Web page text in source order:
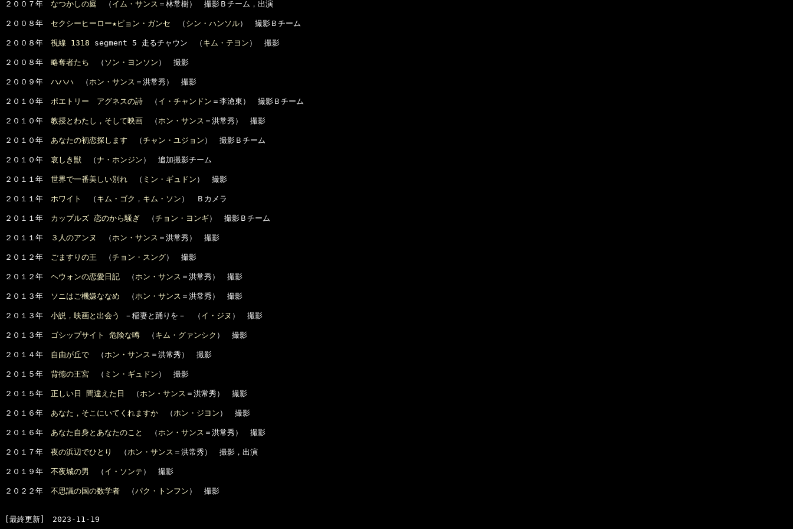
２００７年 なつかしの庭 （ イム・サンス ＝林常樹）　撮影Ｂチーム，出演
２００８年 セクシーヒーロー★ピョン・ガンセ （ シン・ハンソル）　撮影Ｂチーム
２００８年 視線 1318 segment 5 走るチャウン　（ キム・テヨン ）　撮影
２００８年 略奪者たち （ ソン・ヨンソン ）　撮影
２００９年 ハハハ （ホン・サンス ＝洪常秀）　撮影
２０１０年 ポエトリー　アグネスの詩 （ イ・チャンドン ＝李滄東）　撮影Ｂチーム
２０１０年 教授とわたし，そして映画 （ホン・サンス ＝洪常秀）　撮影
２０１０年 あなたの初恋探します （チャン・ユジョン ）　撮影Ｂチーム
２０１０年 哀しき獣 （ナ・ホンジン ）　追加撮影チーム
２０１１年 世界で一番美しい別れ （ ミン・ギュドン ）　撮影
２０１１年 ホワイト （ キム・ゴク ， キム・ソン ）　Ｂカメラ
２０１１年 カップルズ 恋のから騒ぎ （チョン・ヨンギ）　撮影Ｂチーム
２０１１年 ３人のアンヌ （ホン・サンス ＝洪常秀）　撮影
２０１２年 ごますりの王 （チョン・スング）　撮影
２０１２年 ヘウォンの恋愛日記 （ホン・サンス ＝洪常秀）　撮影
２０１３年 ソニはご機嫌ななめ （ホン・サンス ＝洪常秀）　撮影
２０１３年 小説，映画と出会う －稲妻と踊りを－　（ イ・ジヌ ）　撮影
２０１３年 ゴシップサイト 危険な噂 （ キム・グァンシク ）　撮影
２０１４年 自由が丘で （ホン・サンス ＝洪常秀）　撮影
２０１５年 背徳の王宮 （ ミン・ギュドン ）　撮影
２０１５年 正しい日 間違えた日 （ホン・サンス ＝洪常秀）　撮影
２０１６年 あなた，そこにいてくれますか （ホン・ジヨン ）　撮影
２０１６年 あなた自身とあなたのこと （ホン・サンス ＝洪常秀）　撮影
２０１７年 夜の浜辺でひとり （ホン・サンス ＝洪常秀）　撮影，出演
２０１９年 不夜城の男 （ イ・ソンテ ）　撮影
２０２２年 不思議の国の数学者 （パク・トンフン ）　撮影